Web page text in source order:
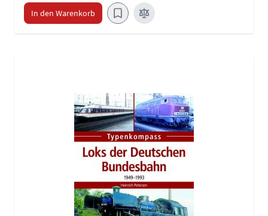
In den Warenkorb